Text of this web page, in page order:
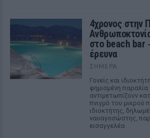
4χρονος στην
στο beach bar
έρευνα
ΣΉΜΕΡΑ
Γονείς και
φημισμένη
αντιμετωπίζουν
πνιγμό του μικρού
ιδιοκτήτης,
ναυαγοσώστης,
εισαγγελέα